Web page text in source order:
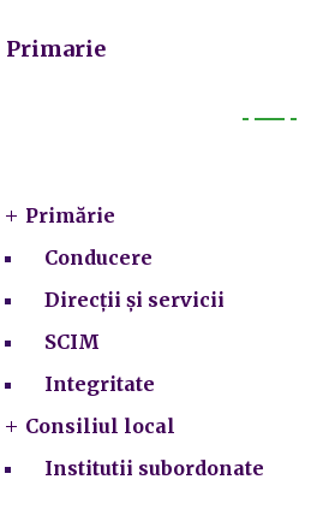
Primarie
Primărie
Conducere
Direcții și servicii
SCIM
Integritate
Consiliul local
Institutii subordonate